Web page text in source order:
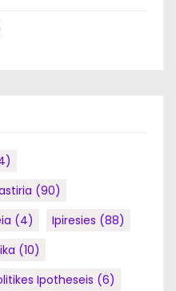
(90)
(4) Ipiresies (88)
(10)
Ipotheseis (6)